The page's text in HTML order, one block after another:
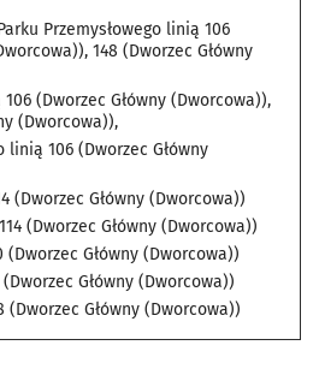
Przemysłowego linią 106
148 (Dworzec Główny
(Dworzec Główny (Dworcowa)),
(Dworcowa)),
106 (Dworzec Główny
(Dworzec Główny (Dworcowa))
(Dworzec Główny (Dworcowa))
Główny (Dworcowa))
Główny (Dworcowa))
Główny (Dworcowa))